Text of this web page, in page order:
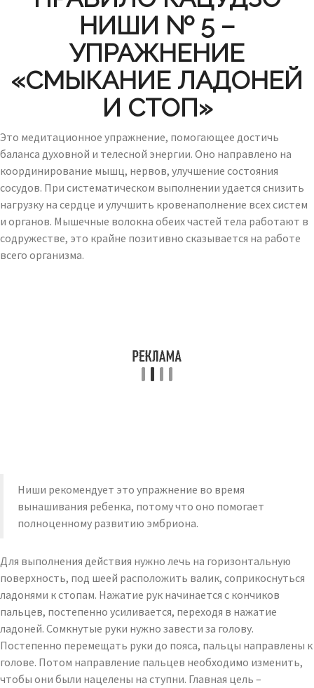
НИШИ № 5 –
УПРАЖНЕНИЕ
«СМЫКАНИЕ ЛАДОНЕЙ
И СТОП»
Это медитационное упражнение, помогающее достичь
баланса духовной и телесной энергии. Оно направлено на
координирование мышц, нервов, улучшение состояния
сосудов. При систематическом выполнении удается снизить
нагрузку на сердце и улучшить кровенаполнение всех систем
и органов. Мышечные волокна обеих частей тела работают в
содружестве, это крайне позитивно сказывается на работе
всего организма.
Ниши рекомендует это упражнение во время
вынашивания ребенка, потому что оно помогает
полноценному развитию эмбриона.
Для выполнения действия нужно лечь на горизонтальную
поверхность, под шеей расположить валик, соприкоснуться
ладонями к стопам. Нажатие рук начинается с кончиков
пальцев, постепенно усиливается, переходя в нажатие
ладоней. Сомкнутые руки нужно завести за голову.
Постепенно перемещать руки до пояса, пальцы направлены к
голове. Потом направление пальцев необходимо изменить,
чтобы они были нацелены на ступни. Главная цель –